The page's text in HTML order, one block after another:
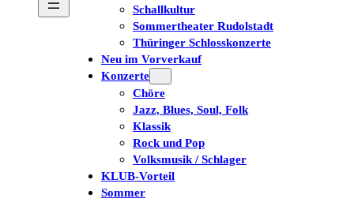
Schallkultur
Sommertheater Rudolstadt
Thüringer Schlosskonzerte
Neu im Vorverkauf
Konzerte
Chöre
Jazz, Blues, Soul, Folk
Klassik
Rock und Pop
Volksmusik / Schlager
KLUB-Vorteil
Sommer